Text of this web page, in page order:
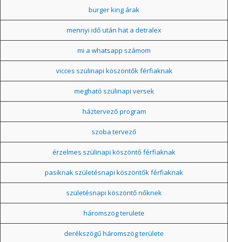
burger king árak
mennyi idő után hat a detralex
mi a whatsapp számom
vicces szülinapi köszöntők férfiaknak
megható szülinapi versek
háztervező program
szoba tervező
érzelmes szülinapi köszöntő férfiaknak
pasiknak születésnapi köszöntők férfiaknak
születésnapi köszöntő nőknek
háromszög területe
derékszögű háromszög területe